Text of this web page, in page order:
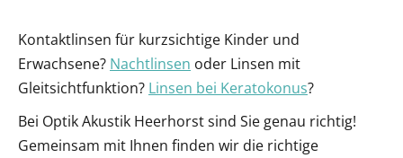
Kontaktlinsen für kurzsichtige Kinder und
Erwachsene? Nachtlinsen oder Linsen mit
Gleitsichtfunktion? Linsen bei Keratokonus?
Bei Optik Akustik Heerhorst sind Sie genau richtig!
Gemeinsam mit Ihnen finden wir die richtige